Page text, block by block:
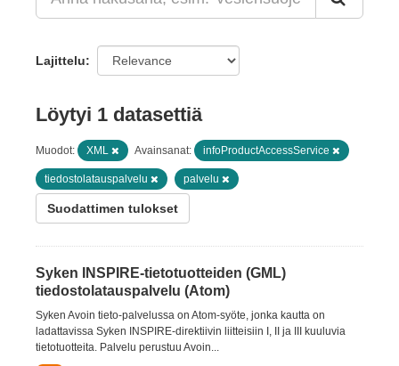
Lajittelu
Löytyi 1 datasettiä
Muodot: XML Avainsanat: infoProductAccessService
tiedostolatauspalvelu palvelu
Suodattimen tulokset
Syken INSPIRE-tietotuotteiden (GML)
tiedostolatauspalvelu (Atom)
Syken Avoin tieto-palvelussa on Atom-syöte, jonka kautta on
ladattavissa Syken INSPIRE-direktiivin liitteisiin I, II ja III kuuluvia
tietotuotteita. Palvelu perustuu Avoin...